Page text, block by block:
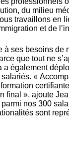
du milieu
travaillons en
et de
à ses besoins de
que tout ne
a également
salariés. «
final », ajoute
nos 300
sont